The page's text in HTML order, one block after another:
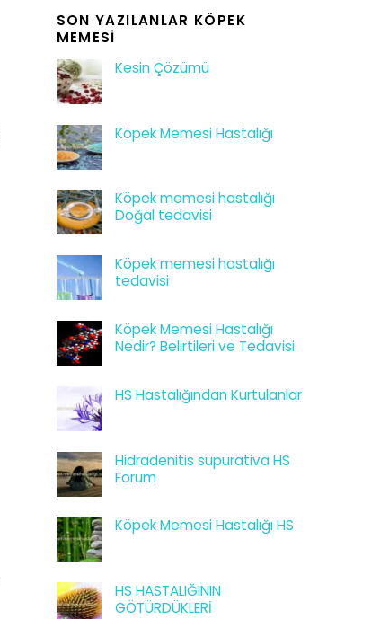
SON YAZILANLAR KÖPEK
MEMESI
Kesin Çözümü
Köpek Memesi Hastalığı
Köpek memesi hastalığı
Doğal tedavisi
Köpek memesi hastalığı
tedavisi
Köpek Memesi Hastalığı
Nedir? Belirtileri ve Tedavisi
HS Hastalığından Kurtulanlar
Hidradenitis süpürativa HS
Forum
Köpek Memesi Hastalığı HS
HS HASTALIĞININ
GÖTÜRDÜKLERİ